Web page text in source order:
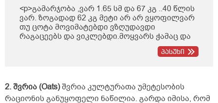
<p>გამარჯობა ,ვარ 1.65 სმ და 67 კგ ..40 წლის
ვარ. ზოგადად 62 კგ მეტი არ არ ვყოფილვარ
თუ ცოტა მოვიმატებდი ვზღუდავდი
რაგაცეებს და ვიკლებდი.მოყვარს ჭამაც და
ტკბილიც.ახლა ძალიან ვწუხვარ მინდა 5-6 კგ
დაკლება ,რას მირჩევთ დიეტები არ
არსებობს რაიმე დანამატი ან ჩაის სახით ან
აბის სახით ,რომელიც უსაფრთხოა და
პასუხი
2. შვრია (Oats)შვრია კულტურათა უმეტესობის
რაციონის განუყოფელი ნაწილია. გარდა იმისა, რომ